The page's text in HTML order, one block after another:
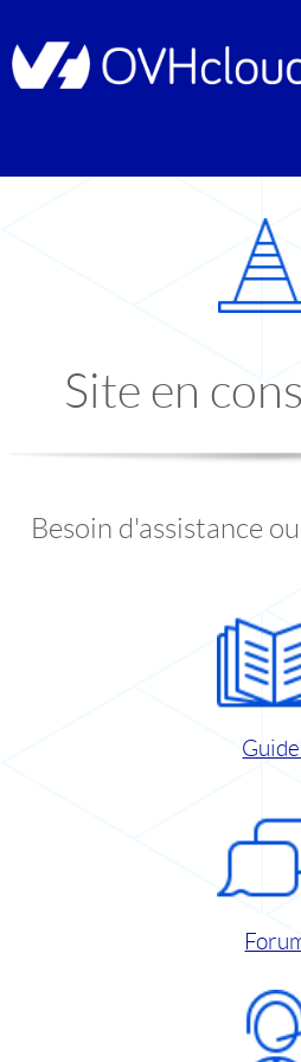
Site en
Besoin d'assistance